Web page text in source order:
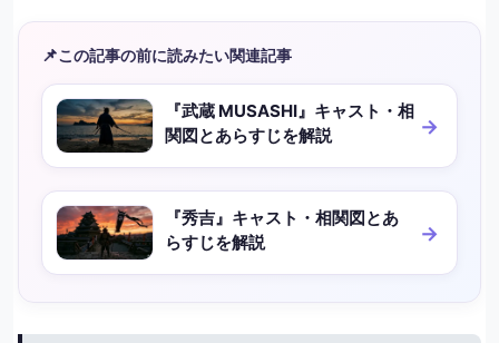
📌この記事の前に読みたい関連記事
『武蔵 MUSASHI』キャスト・相
関図とあらすじを解説
『秀吉』キャスト・相関図とあ
らすじを解説